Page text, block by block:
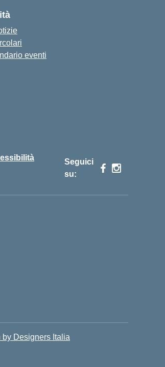
eventi
Seguici
su:
Designers Italia